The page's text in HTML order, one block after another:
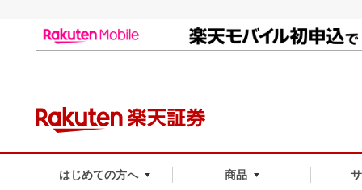
はじめての方へ 商品